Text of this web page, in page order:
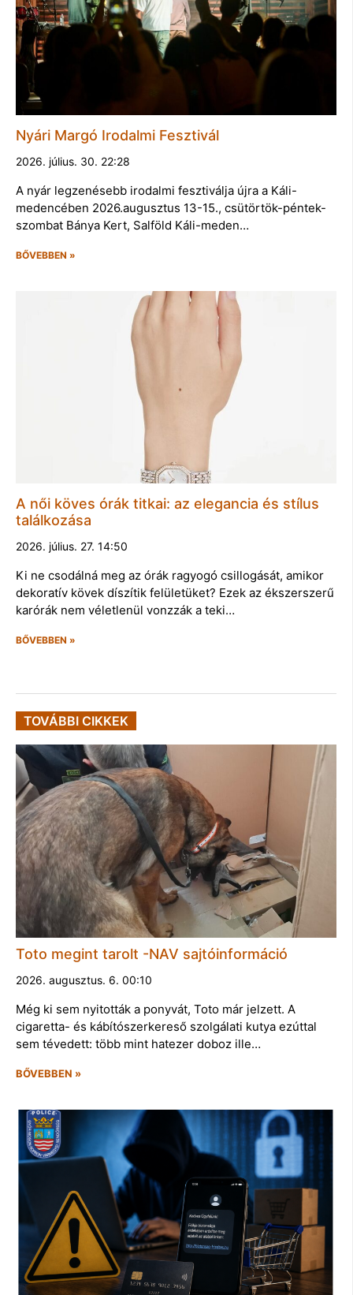
Nyári Margó Irodalmi Fesztivál
2026. július. 30. 22:28
A nyár legzenésebb irodalmi fesztiválja újra a Káli-
medencében 2026.augusztus 13-15., csütörtök-péntek-
szombat Bánya Kert, Salföld Káli-meden…
BŐVEBBEN »
A női köves órák titkai: az elegancia és stílus
találkozása
2026. július. 27. 14:50
Ki ne csodálná meg az órák ragyogó csillogását, amikor
dekoratív kövek díszítik felületüket? Ezek az ékszerszerű
karórák nem véletlenül vonzzák a teki…
BŐVEBBEN »
TOVÁBBI CIKKEK
Toto megint tarolt -NAV sajtóinformáció
2026. augusztus. 6. 00:10
Még ki sem nyitották a ponyvát, Toto már jelzett. A
cigaretta- és kábítószerkereső szolgálati kutya ezúttal
sem tévedett: több mint hatezer doboz ille…
BŐVEBBEN »